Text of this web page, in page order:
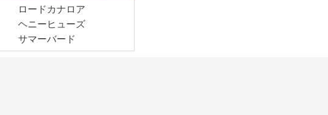
ロードカナロア
ヘニーヒューズ
サマーバード